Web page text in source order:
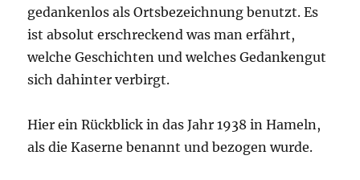
gedankenlos als Ortsbezeichnung benutzt. Es
ist absolut erschreckend was man erfährt,
welche Geschichten und welches Gedankengut
sich dahinter verbirgt.
Hier ein Rückblick in das Jahr 1938 in Hameln,
als die Kaserne benannt und bezogen wurde.